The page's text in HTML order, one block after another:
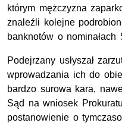
którym mężczyzna
znaleźli kolejne
banknotów o nominałach
Podejrzany usłyszał
wprowadzania ich do
bardzo surowa kara,
Sąd na wniosek
postanowienie o